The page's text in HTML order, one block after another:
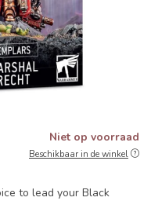
Niet op voorraad
Beschikbaar in de winkel
to lead your Black